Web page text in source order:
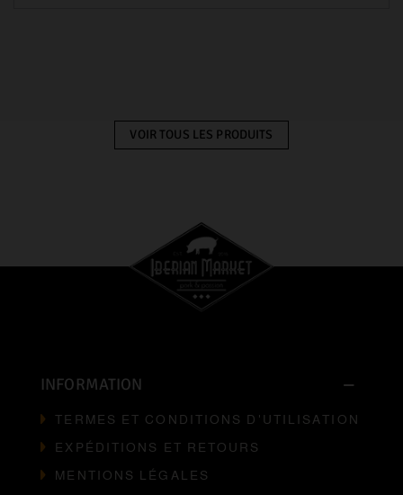
VOIR TOUS LES PRODUITS
INFORMATION
TERMES ET CONDITIONS D'UTILISATION
EXPÉDITIONS ET RETOURS
MENTIONS LÉGALES